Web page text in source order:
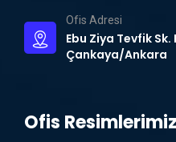
Ofis Adresi
Ebu Ziya Tevfik Sk.
Çankaya/Ankara
Ofis Resimlerimiz